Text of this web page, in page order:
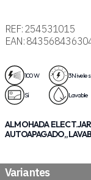
REF: 254531015
EAN:
100 W 3 Niveles
Sí Lavable
ALMOHADA
Variantes